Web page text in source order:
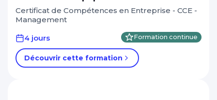
Système information Bureautique
PAO / CAO
BAC+2 - Niveau 5
Certificat de Compétences en Entreprise - CCE -
Management
4 jours
Formation continue
Découvrir cette formation